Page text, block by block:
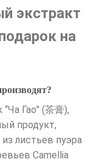
экстракт
на
Гао” (茶膏),
продукт,
листьев пуэра
Camellia